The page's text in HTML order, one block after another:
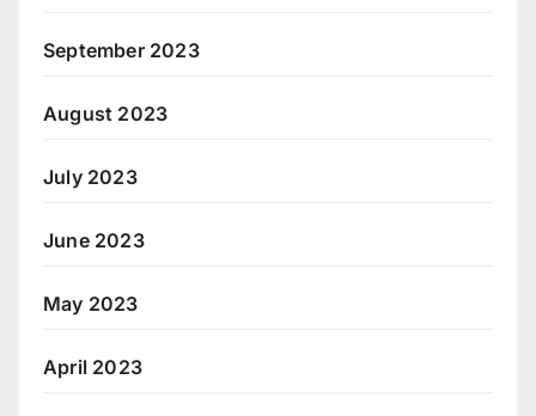
September 2023
August 2023
July 2023
June 2023
May 2023
April 2023